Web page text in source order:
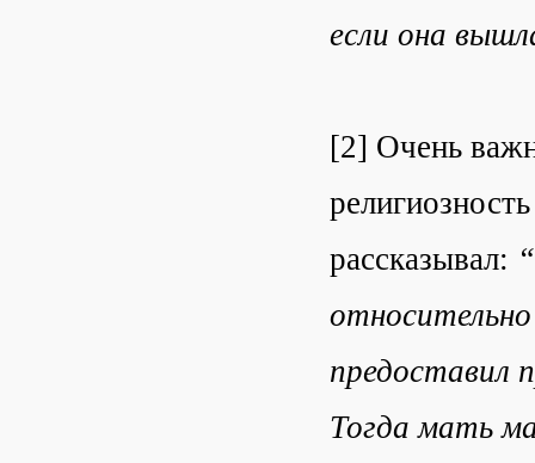
если она
[2] Очень
рассказывал:
предоставил
Тогда мать